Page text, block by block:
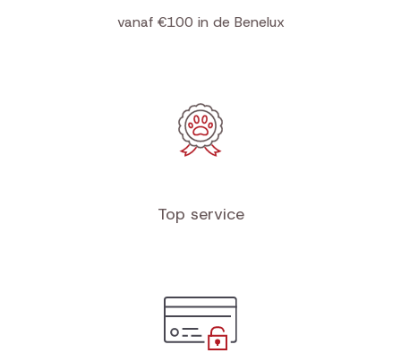
vanaf €100 in de Benelux
Top service